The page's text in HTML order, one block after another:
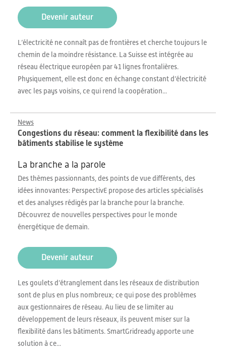
Devenir auteur
L’électricité ne connaît pas de frontières et cherche toujours le
chemin de la moindre résistance. La Suisse est intégrée au
réseau électrique européen par 41 lignes frontalières.
Physiquement, elle est donc en échange constant d’électricité
avec les pays voisins, ce qui rend la coopération...
News
Congestions du réseau: comment la flexibilité dans les
bâtiments stabilise le système
La branche a la parole
Des thèmes passionnants, des points de vue différents, des
idées innovantes: PerspectivE propose des articles spécialisés
et des analyses rédigés par la branche pour la branche.
Découvrez de nouvelles perspectives pour le monde
énergétique de demain.
Devenir auteur
Les goulets d’étranglement dans les réseaux de distribution
sont de plus en plus nombreux; ce qui pose des problèmes
aux gestionnaires de réseau. Au lieu de se limiter au
développement de leurs réseaux, ils peuvent miser sur la
flexibilité dans les bâtiments. SmartGridready apporte une
solution à ce...